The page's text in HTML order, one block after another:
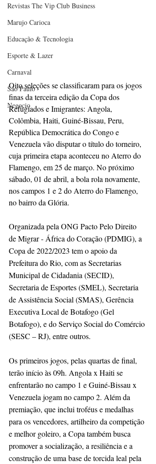
Revistas The Vip Club Business
Marujo Carioca
Educação & Tecnologia
Esporte & Lazer
Carnaval
São Paulo
Negocio
Oito seleções se classificaram para os jogos
finas da terceira edição da Copa dos
Refugiados e Imigrantes: Angola,
Colômbia, Haiti, Guiné-Bissau, Peru,
República Democrática do Congo e
Venezuela vão disputar o título do torneiro,
cuja primeira etapa aconteceu no Aterro do
Flamengo, em 25 de março. No próximo
sábado, 01 de abril, a bola rola novamente,
nos campos 1 e 2 do Aterro do Flamengo,
no bairro da Glória.
Organizada pela ONG Pacto Pelo Direito
de Migrar - África do Coração (PDMIG), a
Copa de 2022/2023 tem o apoio da
Prefeitura do Rio, com as Secretarias
Municipal de Cidadania (SECID),
Secretaria de Esportes (SMEL), Secretaria
de Assistência Social (SMAS), Gerência
Executiva Local de Botafogo (Gel
Botafogo), e do Serviço Social do Comércio
(SESC – RJ), entre outros.
Os primeiros jogos, pelas quartas de final,
terão início às 09h. Angola x Haiti se
enfrentarão no campo 1 e Guiné-Bissau x
Venezuela jogam no campo 2. Além da
premiação, que inclui troféus e medalhas
para os vencedores, artilheiro da competição
e melhor goleiro, a Copa também busca
promover a socialização, a resiliência e a
construção de uma base de torcida leal pela